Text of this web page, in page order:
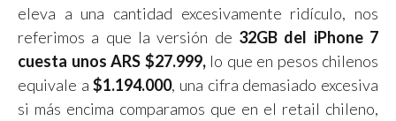
eleva a una cantidad excesivamente ridículo, nos
referimos a que la versión de 32GB del iPhone 7
cuesta unos ARS $27.999,lo que en pesos chilenos
equivale a$1.194.000, una cifra demasiado excesiva
si más encima comparamos que en el retail chileno,